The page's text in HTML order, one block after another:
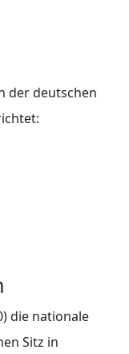
der deutschen
die nationale
Sitz in